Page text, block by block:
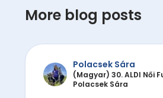
More blog posts
Polacsek Sára
(Magyar) 30. ALDI Női
Polacsek Sára